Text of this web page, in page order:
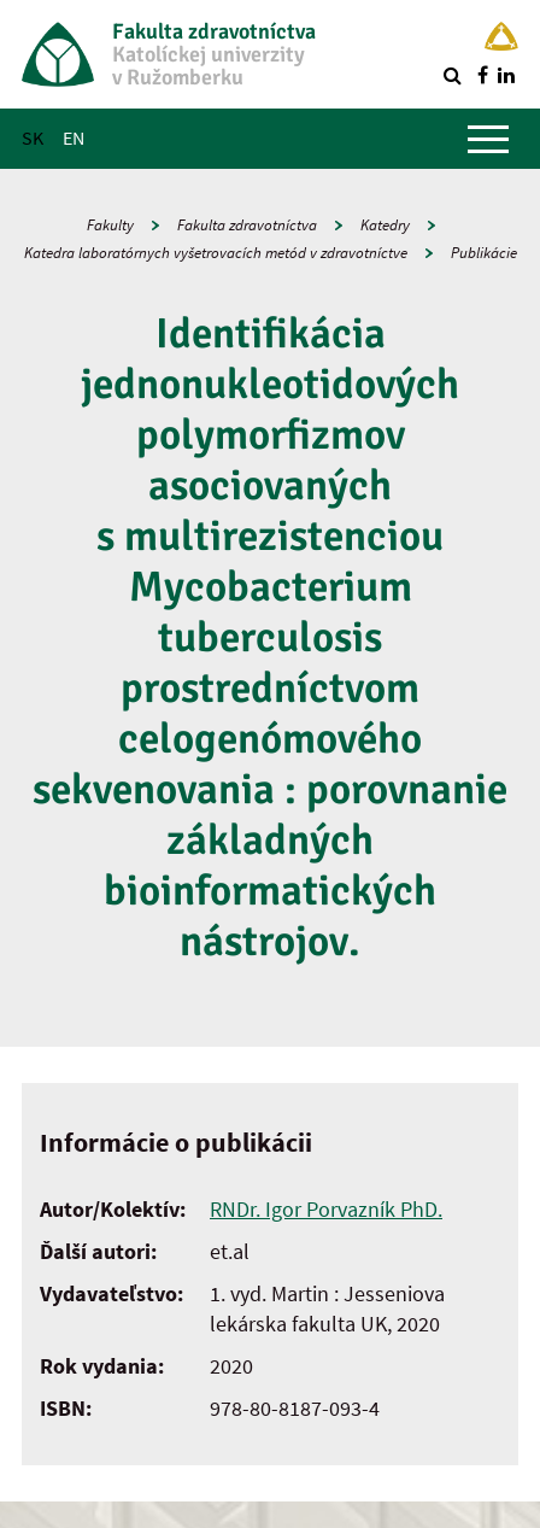
Fakulta zdravotníctva
Katolíckej univerzity
v Ružomberku
SK EN
Hlavné menu
Fakulty Fakulta zdravotníctva
Katedry
Katedra laboratórnych vyšetrovacích metód v zdravotníctve
Publikácie
Identifikácia
jednonukleotidových
polymorfizmov
asociovaných
s multirezistenciou
Mycobacterium
tuberculosis
prostredníctvom
celogenómového
sekvenovania : porovnanie
základných
bioinformatických
nástrojov.
Informácie o publikácii
Autor/Kolektív:
RNDr. Igor Porvazník PhD.
Ďalší autori:
et.al
Vydavateľstvo:
1. vyd. Martin : Jesseniova
lekárska fakulta UK, 2020
Rok vydania:
2020
ISBN:
978-80-8187-093-4